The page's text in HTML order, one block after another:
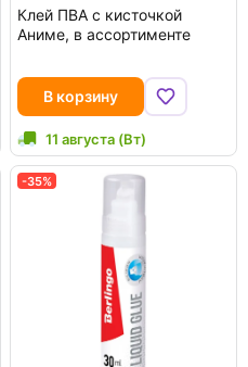
Клей ПВА с кисточкой
Аниме, в ассортименте
В корзину
11 августа (Вт)
-35%